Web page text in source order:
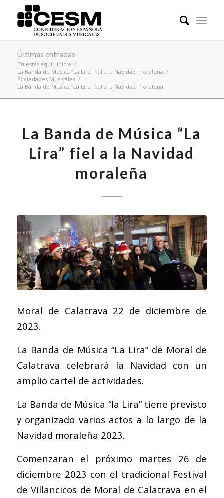
Últimas entradas
Tú estás aquí: Inicio /
La Banda de Música “La Lira” fiel a la Navidad moraleña /
Sociedades Musicales /
La Banda de Música “La Lira” fiel a la Navidad moraleña
La Banda de Música “La
Lira” fiel a la Navidad
moraleña
Moral de Calatrava 22 de diciembre de
2023.
La Banda de Música “La Lira” de Moral de
Calatrava celebrará la Navidad con un
amplio cartel de actividades.
La Banda de Música “la Lira” tiene previsto
y organizado varios actos a lo largo de la
Navidad moraleña 2023.
Comenzaran el próximo martes 26 de
diciembre 2023 con el tradicional Festival
de Villancicos de Moral de Calatrava en el